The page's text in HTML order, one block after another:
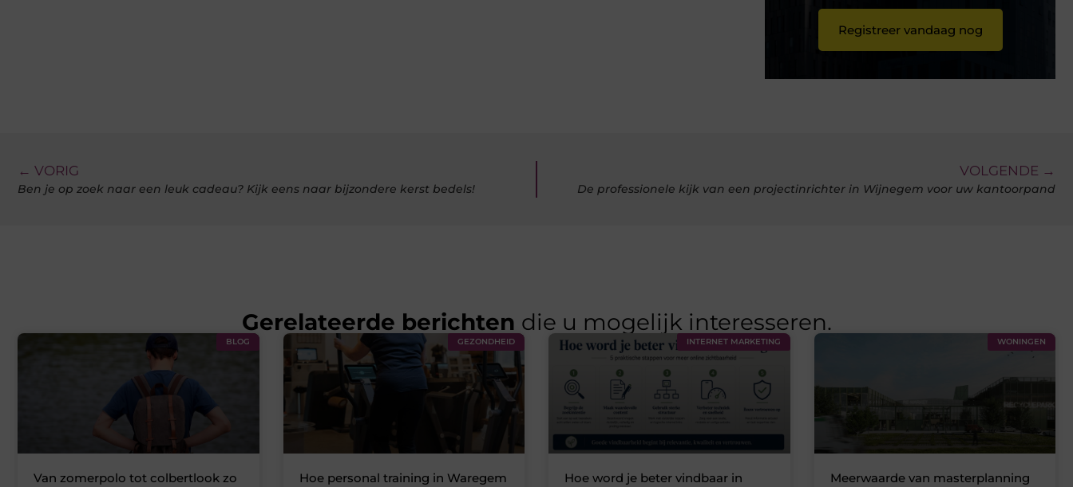
Registreer vandaag nog
← VORIG
Ben je op zoek naar een leuk cadeau? Kijk eens naar bijzondere kerst bedels!
VOLGENDE →
De professionele kijk van een projectinrichter in Wijnegem voor uw kantoorpand
Gerelateerde berichten die u mogelijk interesseren.
BLOG
Van zomerpolo tot colbertlook zo
GEZONDHEID
Hoe personal training in Waregem
INTERNET MARKETING
Hoe word je beter vindbaar in
WONINGEN
Meerwaarde van masterplanning